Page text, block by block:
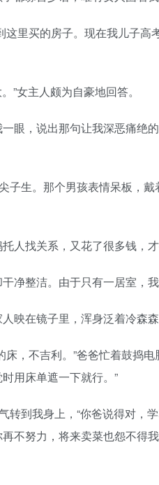
里买的房子。现在我儿子高
”女主人颇为自豪地回答。
眼，说出那句让我深恶痛绝
子生。那个男孩表情呆板，
人找关系，又花了很多钱，
净整洁。由于只有一居室，我
映在镜子里，浑身泛着冷森森
，不吉利。”爸爸忙着鼓捣
用床单遮一下就行。”
转到我身上，“你爸说得对，
不努力，将来卖菜也怨不得我